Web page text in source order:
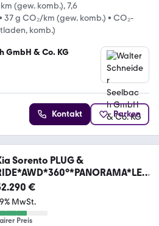
(gew. komb.), 7,6
37 g CO₂/km (gew. komb.) • CO₂-
komb.)
GmbH & Co. KG
Kontakt Parken
Sorento PLUG &
€
MwSt.
Preis